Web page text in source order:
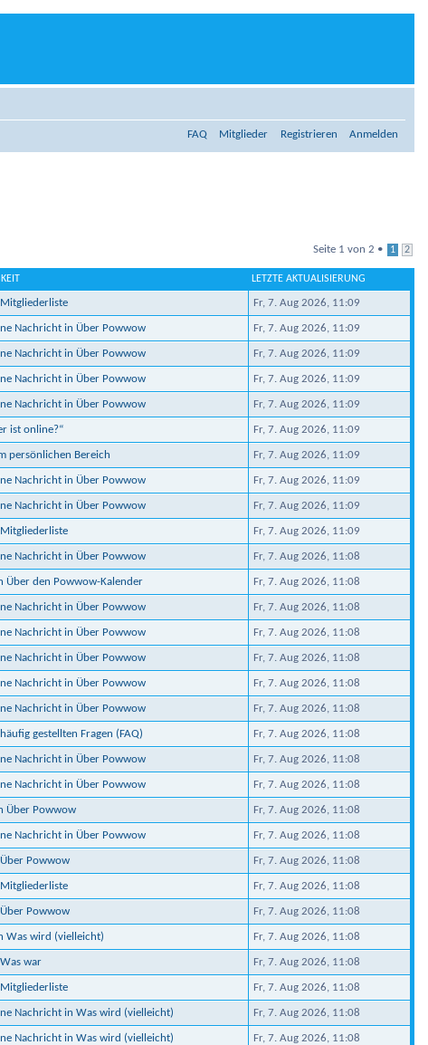
FAQ Mitglieder Registrieren Anmelden
Seite 1 von 2 • 1 2
LETZTE AKTUALISIERUNG
Fr, 7. Aug 2026, 11:09
Nachricht in Über Powwow Fr, 7. Aug 2026, 11:09
Nachricht in Über Powwow Fr, 7. Aug 2026, 11:09
Nachricht in Über Powwow Fr, 7. Aug 2026, 11:09
Nachricht in Über Powwow Fr, 7. Aug 2026, 11:09
ist online?“ Fr, 7. Aug 2026, 11:09
persönlichen Bereich Fr, 7. Aug 2026, 11:09
Nachricht in Über Powwow Fr, 7. Aug 2026, 11:09
Nachricht in Über Powwow Fr, 7. Aug 2026, 11:09
Fr, 7. Aug 2026, 11:09
Nachricht in Über Powwow Fr, 7. Aug 2026, 11:08
Über den Powwow-Kalender Fr, 7. Aug 2026, 11:08
Nachricht in Über Powwow Fr, 7. Aug 2026, 11:08
Nachricht in Über Powwow Fr, 7. Aug 2026, 11:08
Nachricht in Über Powwow Fr, 7. Aug 2026, 11:08
Nachricht in Über Powwow Fr, 7. Aug 2026, 11:08
Nachricht in Über Powwow Fr, 7. Aug 2026, 11:08
gestellten Fragen (FAQ) Fr, 7. Aug 2026, 11:08
Nachricht in Über Powwow Fr, 7. Aug 2026, 11:08
Nachricht in Über Powwow Fr, 7. Aug 2026, 11:08
Über Powwow Fr, 7. Aug 2026, 11:08
Nachricht in Über Powwow Fr, 7. Aug 2026, 11:08
Powwow Fr, 7. Aug 2026, 11:08
Fr, 7. Aug 2026, 11:08
Powwow Fr, 7. Aug 2026, 11:08
Was wird (vielleicht) Fr, 7. Aug 2026, 11:08
war Fr, 7. Aug 2026, 11:08
Fr, 7. Aug 2026, 11:08
Nachricht in Was wird (vielleicht) Fr, 7. Aug 2026, 11:08
Nachricht in Was wird (vielleicht) Fr, 7. Aug 2026, 11:08